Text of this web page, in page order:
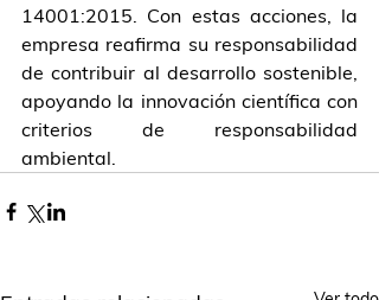
14001:2015. Con estas acciones, la
empresa reafirma su responsabilidad
de contribuir al desarrollo sostenible,
apoyando la innovación científica con
criterios de responsabilidad
ambiental.